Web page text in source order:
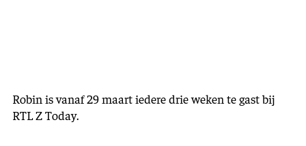
Robin is vanaf 29 maart iedere drie weken te gast bij
RTL Z Today.